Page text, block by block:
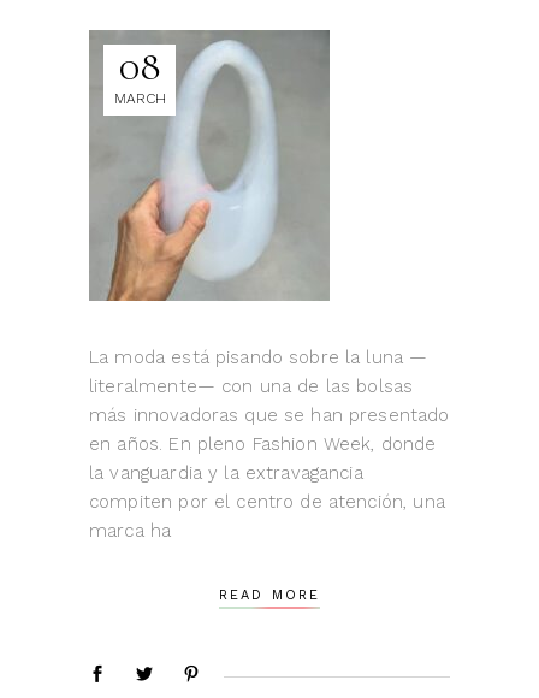
08
MARCH
La moda está pisando sobre la luna —
literalmente— con una de las bolsas
más innovadoras que se han presentado
en años. En pleno Fashion Week, donde
la vanguardia y la extravagancia
compiten por el centro de atención, una
marca ha
READ MORE